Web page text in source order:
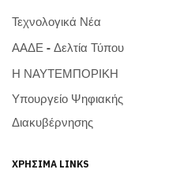
Τεχνολογικά Νέα
ΑΑΔΕ - Δελτία Τύπου
Η ΝΑΥΤΕΜΠΟΡΙΚΗ
Υπουργείο Ψηφιακής
Διακυβέρνησης
ΧΡΉΣΙΜΑ LINKS